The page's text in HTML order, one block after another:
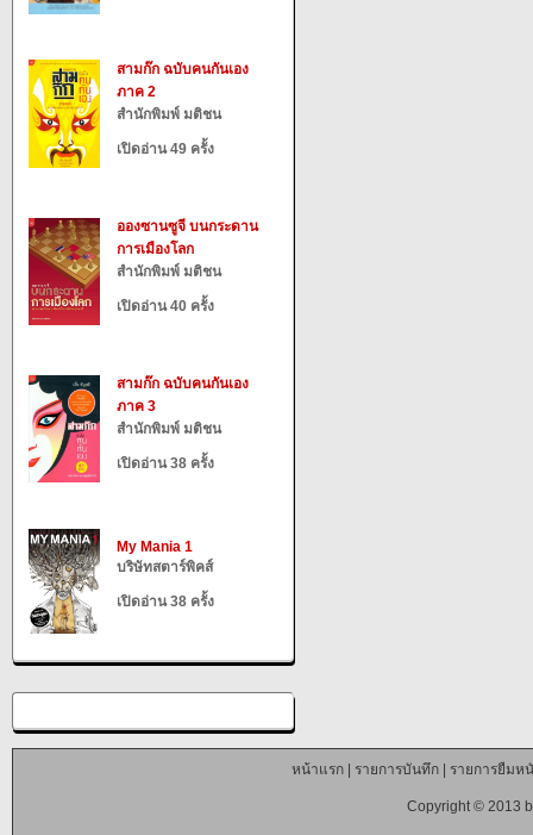
สามก๊ก ฉบับคนกันเอง
ภาค 2
สำนักพิมพ์ มติชน
เปิดอ่าน 49 ครั้ง
อองซานซูจี บนกระดาน
การเมืองโลก
สำนักพิมพ์ มติชน
เปิดอ่าน 40 ครั้ง
สามก๊ก ฉบับคนกันเอง
ภาค 3
สำนักพิมพ์ มติชน
เปิดอ่าน 38 ครั้ง
My Mania 1
บริษัทสตาร์พิคส์
เปิดอ่าน 38 ครั้ง
หน้าแรก| รายการบันทึก| รายการยืมห
Copyright © 2013